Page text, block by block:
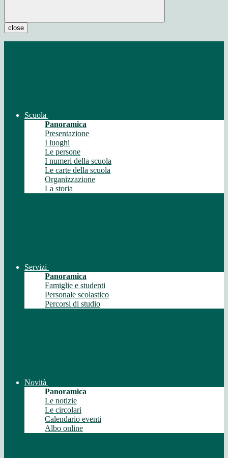
close
Scuola
Panoramica
Presentazione
I luoghi
Le persone
I numeri della scuola
Le carte della scuola
Organizzazione
La storia
Servizi
Panoramica
Famiglie e studenti
Personale scolastico
Percorsi di studio
Novità
Panoramica
Le notizie
Le circolari
Calendario eventi
Albo online